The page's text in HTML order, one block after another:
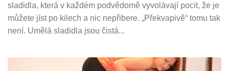
sladidla, která v každém podvědomě vyvolávají pocit, že je
můžete jíst po kilech a nic nepřibere. „Překvapivě“ tomu tak
není. Umělá sladidla jsou čistá...